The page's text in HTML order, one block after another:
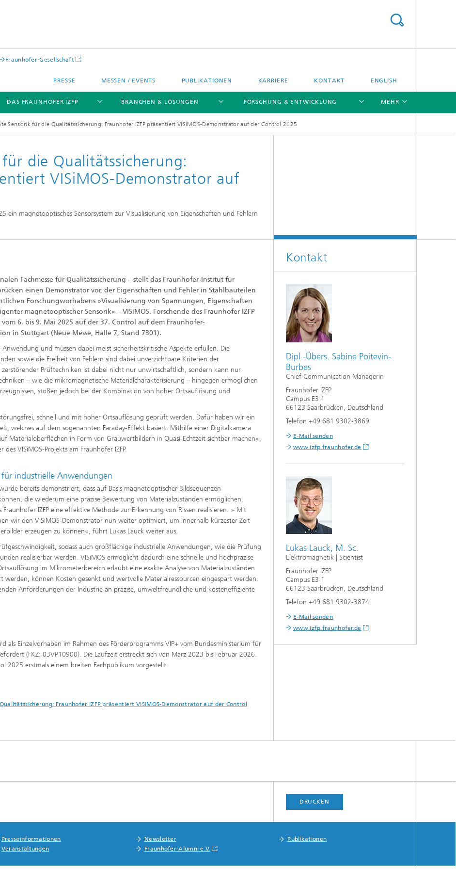
Fraunhofer-Gesellschaft
PRESSE MESSEN / EVENTS PUBLIKATIONEN KARRIERE KONTAKT ENGLISH
DAS FRAUNHOFER IZFP BRANCHEN & LÖSUNGEN FORSCHUNG & ENTWICKLUNG MEHR
Sensorik für die Qualitätssicherung: Fraunhofer IZFP präsentiert VISiMOS-Demonstrator auf der Control 2025
die Qualitätssicherung:
VISiMOS-Demonstrator auf
ein magnetooptisches Sensorsystem zur Visualisierung von Eigenschaften und Fehlern
Fachmesse für Qualitätssicherung – stellt das Fraunhofer-Institut für
einen Demonstrator vor, der Eigenschaften und Fehler in Stahlbauteilen
Forschungsvorhabens »Visualisierung von Spannungen, Eigenschaften
magnetooptischer Sensorik« – VISiMOS. Forschende des Fraunhofer IZFP
6. bis 9. Mai 2025 auf der 37. Control auf dem Fraunhofer-
in Stuttgart (Neue Messe, Halle 7, Stand 7301).
und müssen dabei meist sicherheitskritische Aspekte erfüllen. Die
sowie die Freiheit von Fehlern sind dabei unverzichtbare Kriterien der
Prüftechniken ist dabei nicht nur unwirtschaftlich, sondern kann nur
– wie die mikromagnetische Materialcharakterisierung – hingegen ermöglichen
stoßen jedoch bei der Kombination von hoher Ortsauflösung und
schnell und mit hoher Ortsauflösung geprüft werden. Dafür haben wir ein
welches auf dem sogenannten Faraday-Effekt basiert. Mithilfe einer Digitalkamera
Materialoberflächen in Form von Grauwertbildern in Quasi-Echtzeit sichtbar machen«,
VISiMOS-Projekts am Fraunhofer IZFP.
industrielle Anwendungen
bereits demonstriert, dass auf Basis magnetooptischer Bildsequenzen
die wiederum eine präzise Bewertung von Materialzuständen ermöglichen.
IZFP eine effektive Methode zur Erkennung von Rissen realisieren. » Mit
wir den VISiMOS-Demonstrator nun weiter optimiert, um innerhalb kürzester Zeit
erzeugen zu können«, führt Lukas Lauck weiter aus.
sodass auch großflächige industrielle Anwendungen, wie die Prüfung
realisierbar werden. VISiMOS ermöglicht dadurch eine schnelle und hochpräzise
im Mikrometerbereich erlaubt eine exakte Analyse von Materialzuständen
werden, können Kosten gesenkt und wertvolle Materialressourcen eingespart werden.
Anforderungen der Industrie an präzise, umweltfreundliche und kosteneffiziente
als Einzelvorhaben im Rahmen des Förderprogramms VIP+ vom Bundesministerium für
(FKZ: 03VP10900). Die Laufzeit erstreckt sich von März 2023 bis Februar 2026.
2025 erstmals einem breiten Fachpublikum vorgestellt.
Fraunhofer IZFP präsentiert VISiMOS-Demonstrator auf der Control
Kontakt
Dipl.-Übers. Sabine Poitevin-
Burbes
Chief Communication Managerin
Fraunhofer IZFP
Campus E3 1
66123 Saarbrücken, Deutschland
Telefon +49 681 9302-3869
E-Mail senden
www.izfp.fraunhofer.de
Lukas Lauck, M. Sc.
Elektromagnetik | Scientist
Fraunhofer IZFP
Campus E3 1
66123 Saarbrücken, Deutschland
Telefon +49 681 9302-3874
E-Mail senden
www.izfp.fraunhofer.de
DRUCKEN
Presseinformationen Newsletter
Publikationen
Veranstaltungen
Fraunhofer-Alumni e.V.